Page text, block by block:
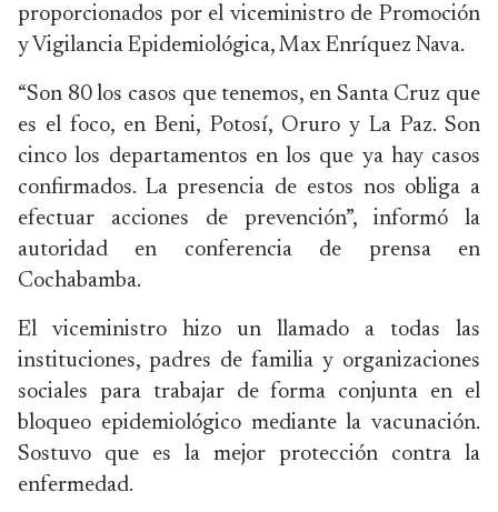
proporcionados por el viceministro de Promoción
y Vigilancia Epidemiológica, Max Enríquez Nava.
“Son 80 los casos que tenemos, en Santa Cruz que
es el foco, en Beni, Potosí, Oruro y La Paz. Son
cinco los departamentos en los que ya hay casos
confirmados. La presencia de estos nos obliga a
efectuar acciones de prevención”, informó la
autoridad en conferencia de prensa en
Cochabamba.
El viceministro hizo un llamado a todas las
instituciones, padres de familia y organizaciones
sociales para trabajar de forma conjunta en el
bloqueo epidemiológico mediante la vacunación.
Sostuvo que es la mejor protección contra la
enfermedad.